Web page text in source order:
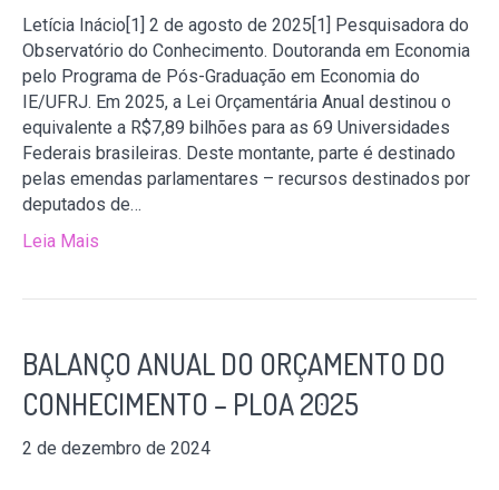
Letícia Inácio[1] 2 de agosto de 2025[1] Pesquisadora do
Observatório do Conhecimento. Doutoranda em Economia
pelo Programa de Pós-Graduação em Economia do
IE/UFRJ. Em 2025, a Lei Orçamentária Anual destinou o
equivalente a R$7,89 bilhões para as 69 Universidades
Federais brasileiras. Deste montante, parte é destinado
pelas emendas parlamentares – recursos destinados por
deputados de…
Leia Mais
BALANÇO ANUAL DO ORÇAMENTO DO
CONHECIMENTO – PLOA 2025
2 de dezembro de 2024